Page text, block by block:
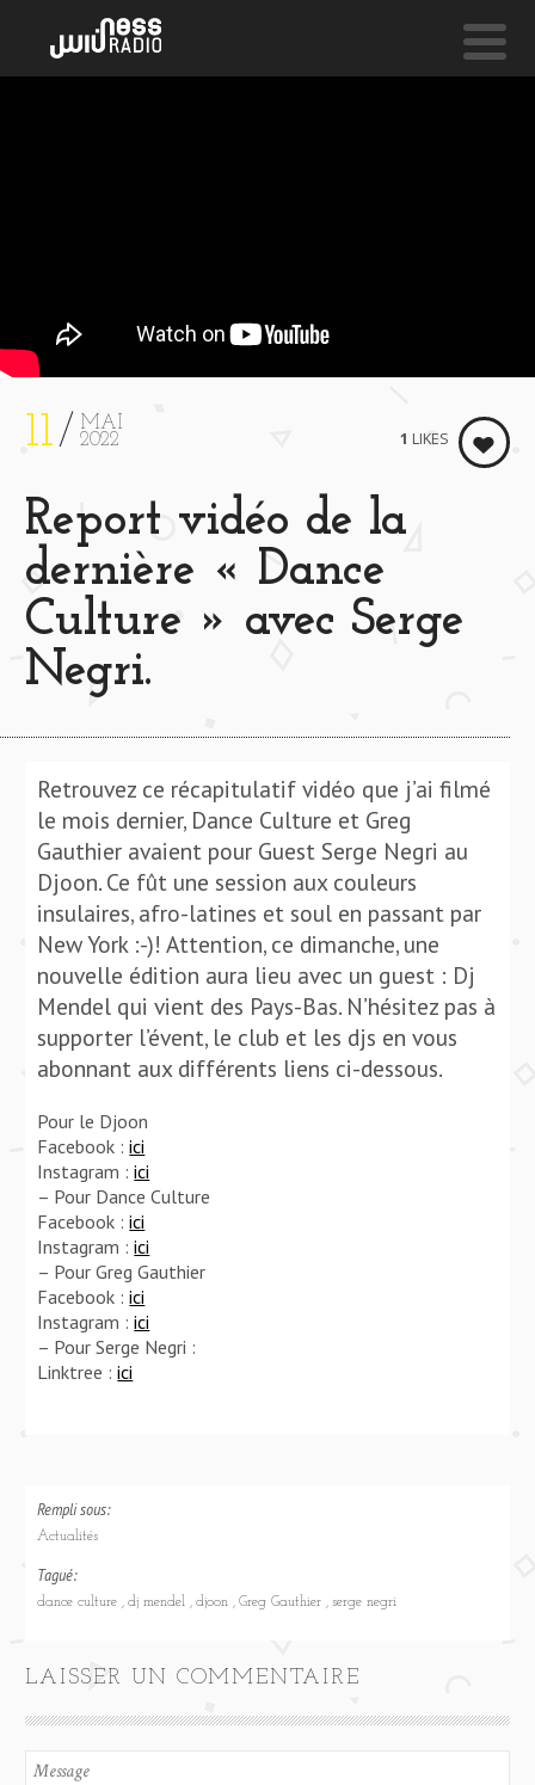
11
MAI
2022
Report vidéo de la
dernière « Dance
Culture » avec Serge
Negri.
1 LIKES
Retrouvez ce récapitulatif vidéo que j’ai filmé
le mois dernier, Dance Culture et Greg
Gauthier avaient pour Guest Serge Negri au
Djoon. Ce fût une session aux couleurs
insulaires, afro-latines et soul en passant par
New York :-)! Attention, ce dimanche, une
nouvelle édition aura lieu avec un guest : Dj
Mendel qui vient des Pays-Bas. N’hésitez pas à
supporter l’évent, le club et les djs en vous
abonnant aux différents liens ci-dessous.
Pour le Djoon
Facebook :ici
Instagram :ici
– Pour Dance Culture
Facebook :ici
Instagram :ici
– Pour Greg Gauthier
Facebook :ici
Instagram :ici
– Pour Serge Negri :
Linktree :ici
Rempli sous:
Actualités
Tagué:
dance culture dj mendel djoon Greg Gauthier serge negri
LAISSER UN COMMENTAIRE